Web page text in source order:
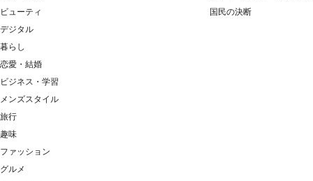
ビューティ
デジタル
暮らし
恋愛・結婚
ビジネス・学習
メンズスタイル
旅行
趣味
ファッション
グルメ
国民の決断